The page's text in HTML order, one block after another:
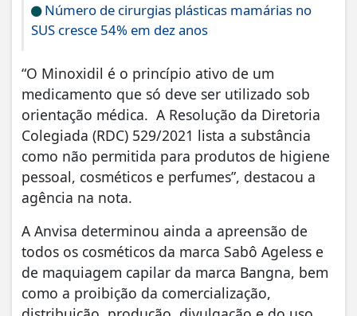
Número de cirurgias plásticas mamárias no
SUS cresce 54% em dez anos
“O Minoxidil é o princípio ativo de um
medicamento que só deve ser utilizado sob
orientação médica. A Resolução da Diretoria
Colegiada (RDC) 529/2021 lista a substância
como não permitida para produtos de higiene
pessoal, cosméticos e perfumes”, destacou a
agência na nota.
A Anvisa determinou ainda a apreensão de
todos os cosméticos da marca Sabô Ageless e
de maquiagem capilar da marca Bangna, bem
como a proibição da comercialização,